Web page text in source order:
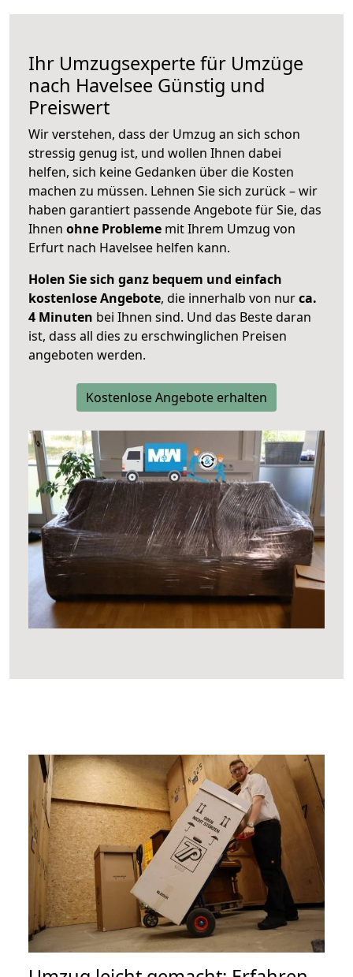
Ihr Umzugsexperte für Umzüge
nach Havelsee Günstig und
Preiswert
Wir verstehen, dass der Umzug an sich schon
stressig genug ist, und wollen Ihnen dabei
helfen, sich keine Gedanken über die Kosten
machen zu müssen. Lehnen Sie sich zurück – wir
haben garantiert passende Angebote für Sie, das
Ihnen ohne Probleme mit Ihrem Umzug von
Erfurt nach Havelsee helfen kann.
Holen Sie sich ganz bequem und einfach
kostenlose Angebote, die innerhalb von nurca.
4 Minuten bei Ihnen sind. Und das Beste daran
ist, dass all dies zu erschwinglichen Preisen
angeboten werden.
Kostenlose Angebote erhalten